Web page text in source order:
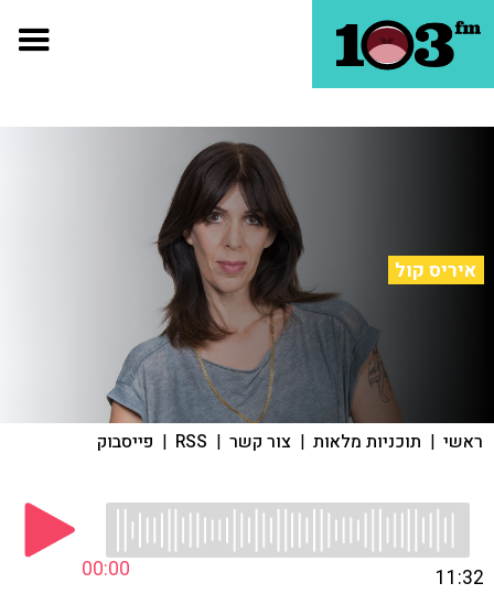
איריס קול
ראשי | תוכניות מלאות | צור קשר |
RSS
| פייסבוק
00:00 11:32